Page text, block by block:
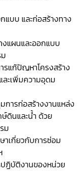
แบบ และก่อสร้างทาง
งแผนและออกแบบ
รแก้ปัญหาโครงสร้าง
ะเพิ่มความอุดม
การก่อสร้างงานแหล่ง
ดินและน้ำ ด้วย
ม
าเกี่ยวกับการซ่อม
ฏิบัติงานของหน่วย